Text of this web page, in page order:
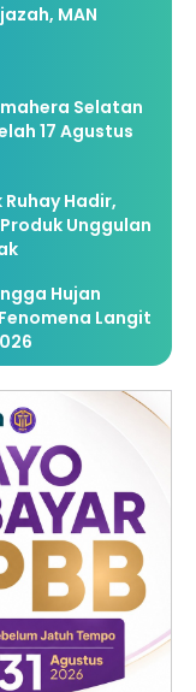
MAN
Selatan
17 Agustus
Ruhay Hadir,
Unggulan
Hujan
Langit